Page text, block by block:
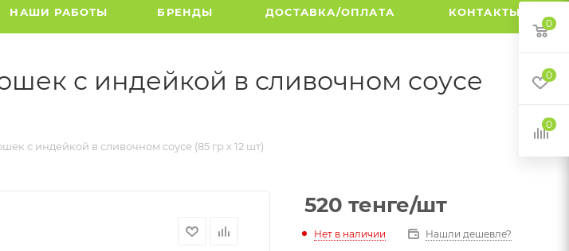
НАШИ РАБОТЫ БРЕНДЫ ДОСТАВКА/ОПЛАТА КОНТАКТЫ
с индейкой в сливочном соусе
с индейкой в сливочном соусе (85 гр х 12 шт)
520 тенге/шт
Нет в наличии Нашли дешевле?
0
0
0